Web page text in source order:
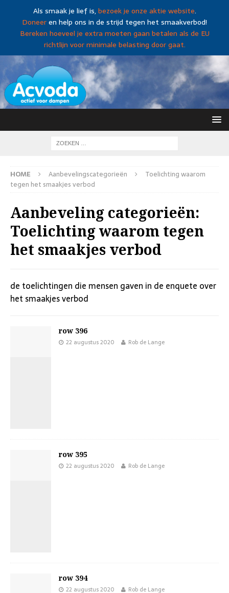
Als smaak je lief is,bezoek je onze aktie website.
Doneeren help ons in de strijd tegen het smaakverbod!
Bereken hoeveel je extra moeten gaan betalen als de EU
richtlijn voor minimale belasting door gaat.
HOME Aanbevelingscategorieën
Toelichting waarom
tegen het smaakjes verbod
Aanbeveling categorieën:
Toelichting waarom tegen
het smaakjes verbod
de toelichtingen die mensen gaven in de enquete over
het smaakjes verbod
row 396
22 augustus 2020 Rob de Lange
row 395
22 augustus 2020 Rob de Lange
row 394
22 augustus 2020 Rob de Lange